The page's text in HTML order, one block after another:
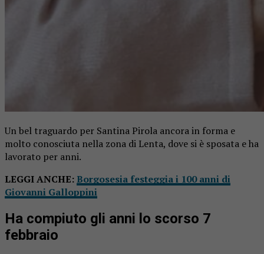
Un bel traguardo per Santina Pirola ancora in forma e
molto conosciuta nella zona di Lenta, dove si è sposata e ha
lavorato per anni.
LEGGI ANCHE: Borgosesia festeggia i 100 anni di
Giovanni Galloppini
Ha compiuto gli anni lo scorso 7
febbraio